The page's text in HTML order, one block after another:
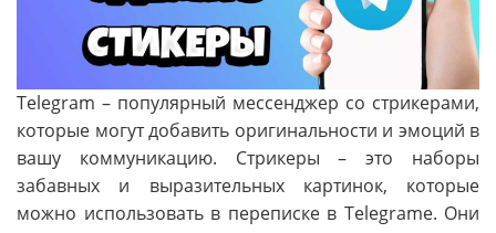
Telegram – популярный мессенджер со стрикерами,
которые могут добавить оригинальности и эмоций в
вашу коммуникацию. Стрикеры – это наборы
забавных и выразительных картинок, которые
можно использовать в переписке в Telegrame. Они